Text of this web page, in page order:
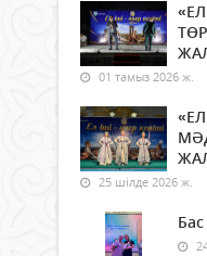
01 тамыз 2026 ж.
25 шілде 2026 ж.